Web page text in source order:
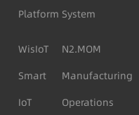
Platform System
WisIoT
Smart
IoT
N2.MOM
Manufacturing
Operations